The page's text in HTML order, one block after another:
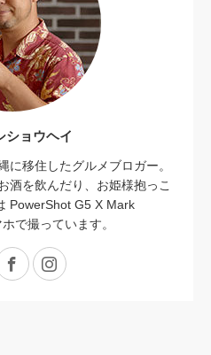
ショウヘイ
に移住したグルメブロガー。
酒を飲んだり、お姫様抱っこ
PowerShot G5 X Mark
で撮っています。
FacebookInstagram